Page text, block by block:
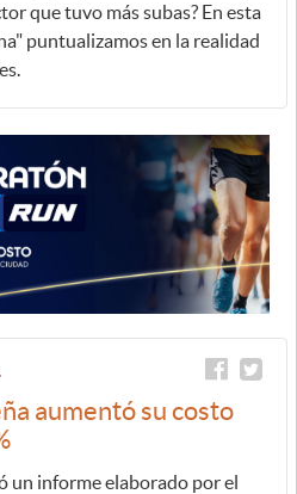
que tuvo más subas? En esta
puntualizamos en la realidad
aumentó su costo
un informe elaborado por el